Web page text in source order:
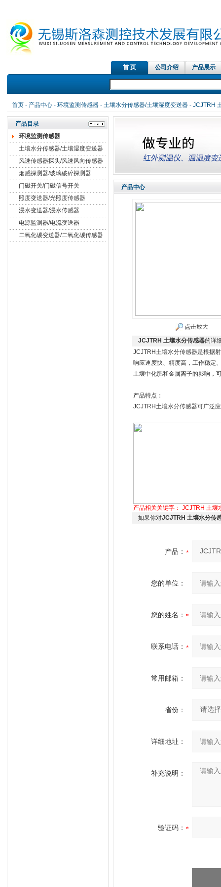
首 页 公司介绍 产品展示
首页- 产品中心- 环境监测传感器- 土壤水分传感器/土壤湿度变送器- JCJTRH
产品目录
环境监测传感器
土壤水分传感器/土壤湿度变送器
风速传感器探头/风速风向传感器
烟感探测器/玻璃破碎探测器
门磁开关/门磁信号开关
照度变送器/光照度传感器
浸水变送器/浸水传感器
电源监测器/电流变送器
二氧化碳变送器/二氧化碳传感器
产品中心
点击放大
JCJTRH 土壤水分传感器的详
JCJTRH土壤水分传感器是根据
响应速度快、精度高，工作稳定
土壤中化肥和金属离子的影响，
产品特点：
JCJTRH土壤水分传感器可广泛
产品相关关键字： JCJTRH 土壤
如果你对JCJTRH 土壤水分传
产品：
您的单位：
您的姓名：
联系电话：
常用邮箱：
省份：
详细地址：
补充说明：
验证码：